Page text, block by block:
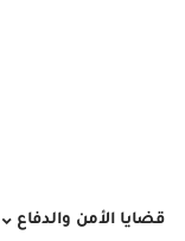
قضايا الأمن والدفاع